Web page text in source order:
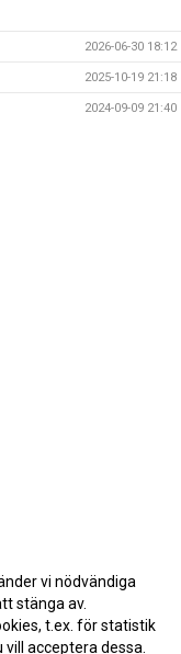
2026-06-30 18:12
2025-10-19 21:18
2024-09-09 21:40
vi nödvändiga
stänga av.
t.ex. för statistik
acceptera dessa.